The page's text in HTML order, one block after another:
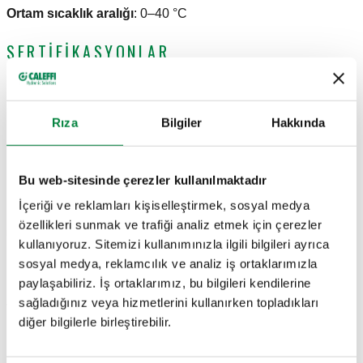
Rıza Bilgiler Hakkında
Bu web-sitesinde çerezler kullanılmaktadır
İçeriği ve reklamları kişiselleştirmek, sosyal medya
özellikleri sunmak ve trafiği analiz etmek için çerezler
kullanıyoruz. Sitemizi kullanımınızla ilgili bilgileri ayrıca
sosyal medya, reklamcılık ve analiz iş ortaklarımızla
paylaşabiliriz. İş ortaklarımız, bu bilgileri kendilerine
sağladığınız veya hizmetlerini kullanırken topladıkları
diğer bilgilerle birleştirebilir.
Ortam sıcaklık aralığı: 0–40 °C
SERTIFIKASYONLAR
ÇIZIMLER VE TEKNIK ÖZELLIKLER
numarası
Not Actions
215100
BLK
Gateway